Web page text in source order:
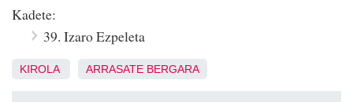
Kadete:
39. Izaro Ezpeleta
KIROLA ARRASATE BERGARA